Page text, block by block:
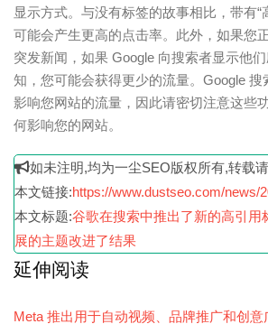
显示方式。与没有标签的故事相比，带有“
可能会产生更高的点击率。此外，如果您
突发新闻，如果 Google 向搜索者显示他
知，您可能会获得更少的流量。 Google 搜
影响您网站的流量，因此请密切注意这些
何影响您的网站。
如未注明,均为一尘SEO版权所有,转载
本文链接:https://www.dustseo.com/news/
本文标题:谷歌在搜索中推出了新的高引用
展的主题改进了结果
延伸阅读
Meta 推出用于自动视频、品牌推广和创